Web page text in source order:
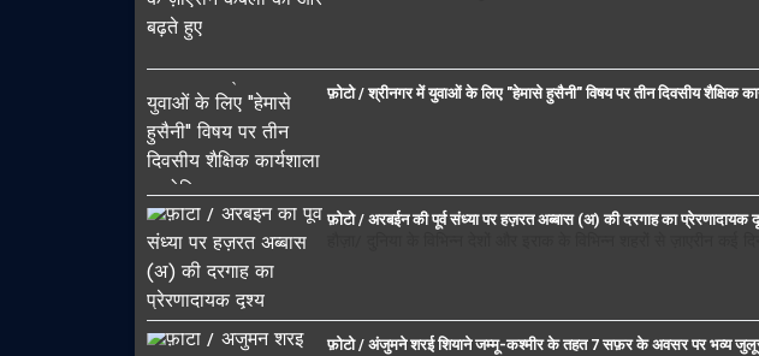
फ़ोटो / श्रीनगर में युवाओं के लिए "हेमासे हुसैनी" विषय पर तीन दिवसीय शैक्षिक
फ़ोटो / अरबईन की पूर्व संध्या पर हज़रत अब्बास (अ) की दरगाह का प्रेरणादायक
फ़ोटो / अंजुमने शरई शियाने जम्मू-कश्मीर के तहत 7 सफ़र के अवसर पर भव्य